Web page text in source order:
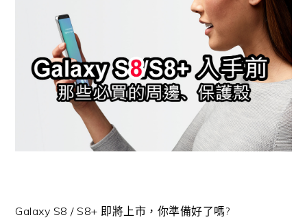
Galaxy S8 / S8+ 即將上市，你準備好了嗎?